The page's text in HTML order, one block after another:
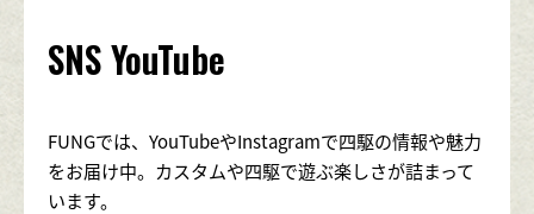
SNS YouTube
FUNGでは、YouTubeやInstagramで四駆の情報や魅力
をお届け中。カスタムや四駆で遊ぶ楽しさが詰まって
います。